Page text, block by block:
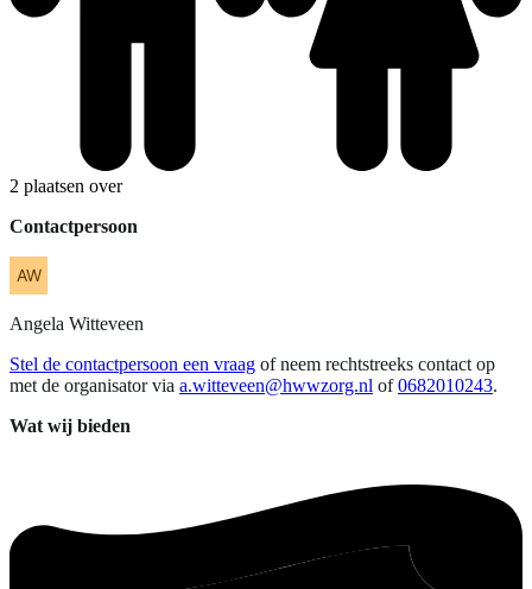
2 plaatsen over
Contactpersoon
Angela Witteveen
Stel de contactpersoon een vraag of neem rechtstreeks contact op
met de organisator via a.witteveen@hwwzorg.nl of 0682010243.
Wat wij bieden